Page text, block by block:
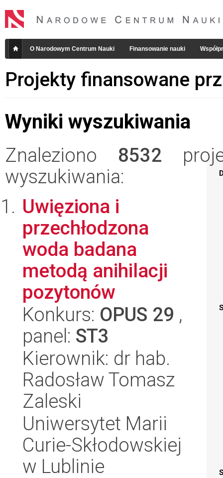
O Narodowym Centrum Nauki Finansowanie nauki
Projekty finansowane
Wyniki wyszukiwania
Znaleziono 8532
wyszukiwania:
Uwięziona i
przechłodzona
woda badana
metodą anihilacji
pozytonów
Konkurs: OPUS 29 ,
panel: ST3
Kierownik: dr hab.
Radosław Tomasz
Zaleski
Uniwersytet Marii
Curie-Skłodowskiej
w Lublinie